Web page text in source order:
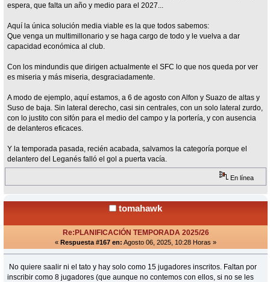
espera, que falta un año y medio para el 2027...
Aquí la única solución media viable es la que todos sabemos:
Que venga un multimillonario y se haga cargo de todo y le vuelva a dar
capacidad económica al club.
Con los mindundis que dirigen actualmente el SFC lo que nos queda por ver
es miseria y más miseria, desgraciadamente.
A modo de ejemplo, aquí estamos, a 6 de agosto con Alfon y Suazo de altas y
Suso de baja. Sin lateral derecho, casi sin centrales, con un solo lateral zurdo,
con lo justito con sifón para el medio del campo y la portería, y con ausencia
de delanteros eficaces.
Y la temporada pasada, recién acabada, salvamos la categoría porque el
delantero del Leganés falló el gol a puerta vacía.
En línea
tomahawk
Re:PLANIFICACIÓN TEMPORADA 2025/26
« Respuesta #167 en: Agosto 06, 2025, 10:28 Horas »
No quiere saalir ni el tato y hay solo como 15 jugadores inscritos. Faltan por
inscribir como 8 jugadores (que aunque no contemos con ellos, si no se les